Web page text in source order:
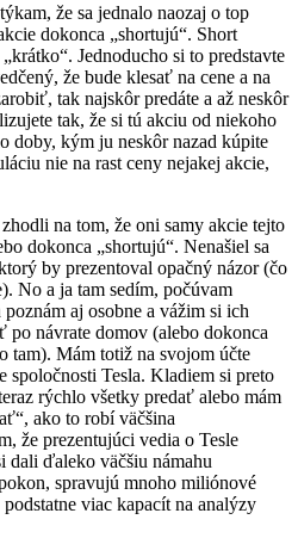
že sa jednalo naozaj o top
dokonca „shortujú“. Short
Jednoducho si to predstavte
že bude klesať na cene a na
tak najskôr predáte a až neskôr
tak, že si tú akciu od niekoho
doby, kým ju neskôr nazad kúpite
nie na rast ceny nejakej akcie,
na tom, že oni samy akcie tejto
dokonca „shortujú“. Nenašiel sa
by prezentoval opačný názor (čo
No a ja tam sedím, počúvam
aj osobne a vážim si ich
po návrate domov (alebo dokonca
tam). Mám totiž na svojom účte
spoločnosti Tesla. Kladiem si preto
rýchlo všetky predať alebo mám
ako to robí väčšina
že prezentujúci vedia o Tesle
dali ďaleko väčšiu námahu
spravujú mnoho miliónové
viac kapacít na analýzy